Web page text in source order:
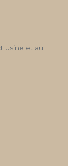
usine et au